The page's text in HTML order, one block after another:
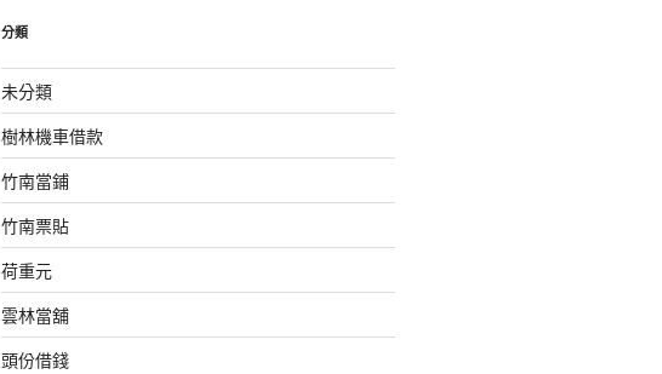
分類
未分類
樹林機車借款
竹南當鋪
竹南票貼
荷重元
雲林當舖
頭份借錢